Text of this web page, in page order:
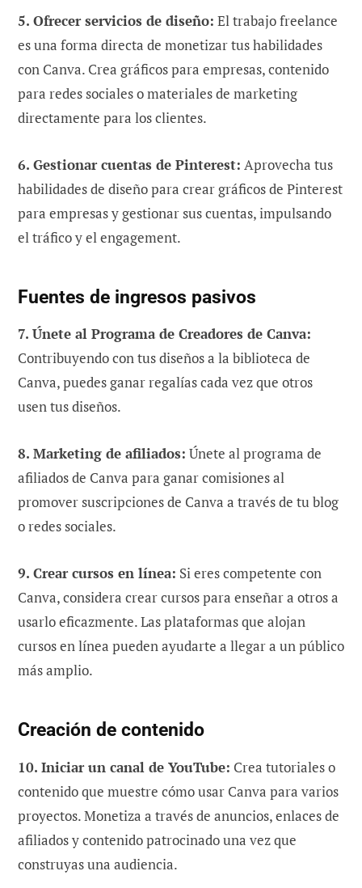
5. Ofrecer servicios de diseño: El trabajo freelance
es una forma directa de monetizar tus habilidades
con Canva. Crea gráficos para empresas, contenido
para redes sociales o materiales de marketing
directamente para los clientes.
6. Gestionar cuentas de Pinterest: Aprovecha tus
habilidades de diseño para crear gráficos de Pinterest
para empresas y gestionar sus cuentas, impulsando
el tráfico y el engagement.
Fuentes de ingresos pasivos
7. Únete al Programa de Creadores de Canva:
Contribuyendo con tus diseños a la biblioteca de
Canva, puedes ganar regalías cada vez que otros
usen tus diseños.
8. Marketing de afiliados: Únete al programa de
afiliados de Canva para ganar comisiones al
promover suscripciones de Canva a través de tu blog
o redes sociales.
9. Crear cursos en línea: Si eres competente con
Canva, considera crear cursos para enseñar a otros a
usarlo eficazmente. Las plataformas que alojan
cursos en línea pueden ayudarte a llegar a un público
más amplio.
Creación de contenido
10. Iniciar un canal de YouTube: Crea tutoriales o
contenido que muestre cómo usar Canva para varios
proyectos. Monetiza a través de anuncios, enlaces de
afiliados y contenido patrocinado una vez que
construyas una audiencia.